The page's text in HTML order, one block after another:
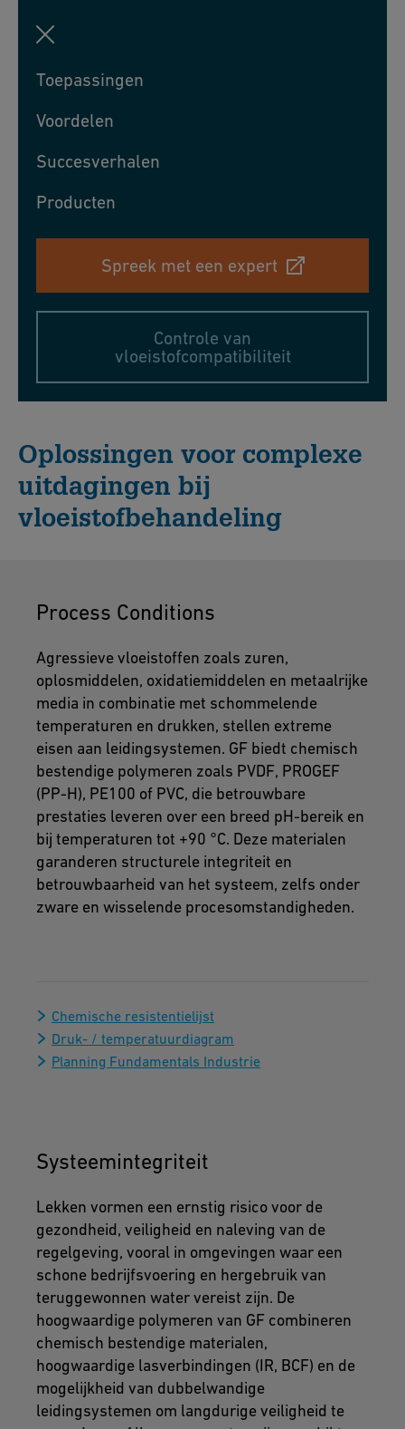
Toepassingen
Voordelen
Succesverhalen
Producten
Spreek met een expert
Controle van
vloeistofcompatibiliteit
Oplossingen voor complexe
uitdagingen bij
vloeistofbehandeling
Process Conditions
Agressieve vloeistoffen zoals zuren,
oplosmiddelen, oxidatiemiddelen en metaalrijke
media in combinatie met schommelende
temperaturen en drukken, stellen extreme
eisen aan leidingsystemen. GF biedt chemisch
bestendige polymeren zoals PVDF, PROGEF
(PP-H), PE100 of PVC, die betrouwbare
prestaties leveren over een breed pH-bereik en
bij temperaturen tot +90 °C. Deze materialen
garanderen structurele integriteit en
betrouwbaarheid van het systeem, zelfs onder
zware en wisselende procesomstandigheden.
Chemische resistentielijst
Druk- / temperatuurdiagram
Planning Fundamentals Industrie
Systeemintegriteit
Lekken vormen een ernstig risico voor de
gezondheid, veiligheid en naleving van de
regelgeving, vooral in omgevingen waar een
schone bedrijfsvoering en hergebruik van
teruggewonnen water vereist zijn. De
hoogwaardige polymeren van GF combineren
chemisch bestendige materialen,
hoogwaardige lasverbindingen (IR, BCF) en de
mogelijkheid van dubbelwandige
leidingsystemen om langdurige veiligheid te